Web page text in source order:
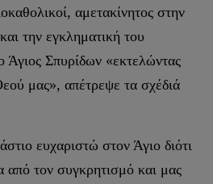
αμετακίνητος στην
την εγκληματική του
Άγιος Σπυρίδων «εκτελώντας
μας», απέτρεψε τα σχέδιά
ευχαριστώ στον Άγιο διότι
από τον συγκρητισμό και μας